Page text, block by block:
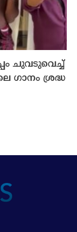
ചുവടുവെച്ച്
ഗാനം ശ്രദ്ധ